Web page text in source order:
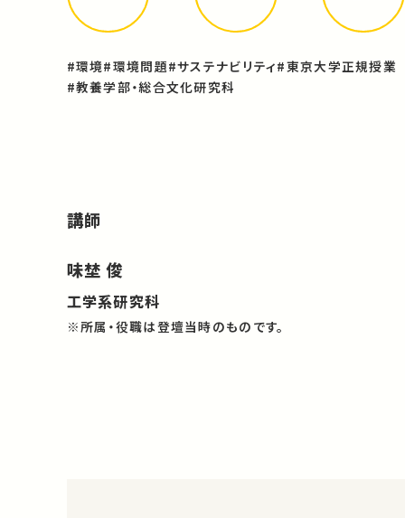
#環境#環境問題#サステナビリティ#東京大学正規授業
#教養学部・総合文化研究科
講師
味埜 俊
工学系研究科
※所属・役職は登壇当時のものです。